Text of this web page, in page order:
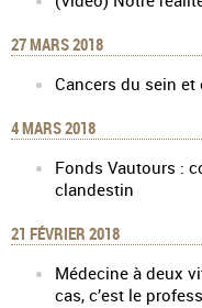
27 MARS 2018
Cancers du sein
4 MARS 2018
Fonds Vautours :
clandestin
21 FÉVRIER 2018
Médecine à deux
cas, c’est le